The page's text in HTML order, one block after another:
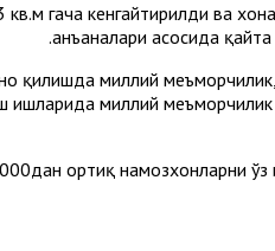
кв.м гача кенгайтирилди ва
анъаналари асосида
миллий меъморчилик,
ишларида миллий
ортиқ намозхонларни ўз